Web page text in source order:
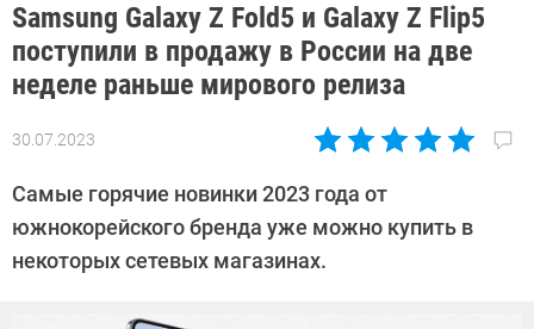
Samsung Galaxy Z Fold5 и Galaxy Z Flip5
поступили в продажу в России на две
неделе раньше мирового релиза
30.07.2023
Автор:
Довлатова
Самые горячие новинки 2023 года от
южнокорейского бренда уже можно купить в
некоторых сетевых магазинах.